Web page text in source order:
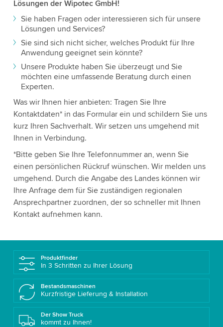
Lösungen der Wipotec GmbH!
Sie haben Fragen oder interessieren sich für unsere
Lösungen und Services?
Sie sind sich nicht sicher, welches Produkt für Ihre
Anwendung geeignet sein könnte?
Unsere Produkte haben Sie überzeugt und Sie
möchten eine umfassende Beratung durch einen
Experten.
Was wir Ihnen hier anbieten: Tragen Sie Ihre
Kontaktdaten* in das Formular ein und schildern Sie uns
kurz Ihren Sachverhalt. Wir setzen uns umgehend mit
Ihnen in Verbindung.
*Bitte geben Sie Ihre Telefonnummer an, wenn Sie
einen persönlichen Rückruf wünschen. Wir melden uns
umgehend. Durch die Angabe des Landes können wir
Ihre Anfrage dem für Sie zuständigen regionalen
Ansprechpartner zuordnen, der so schneller mit Ihnen
Kontakt aufnehmen kann.
Produktfinder
In 3 Schritten zu Ihrer Lösung
Bestandsmaschinen
Kurzfristige Lieferung & Installation
Der Show Truck
kommt zu Ihnen!